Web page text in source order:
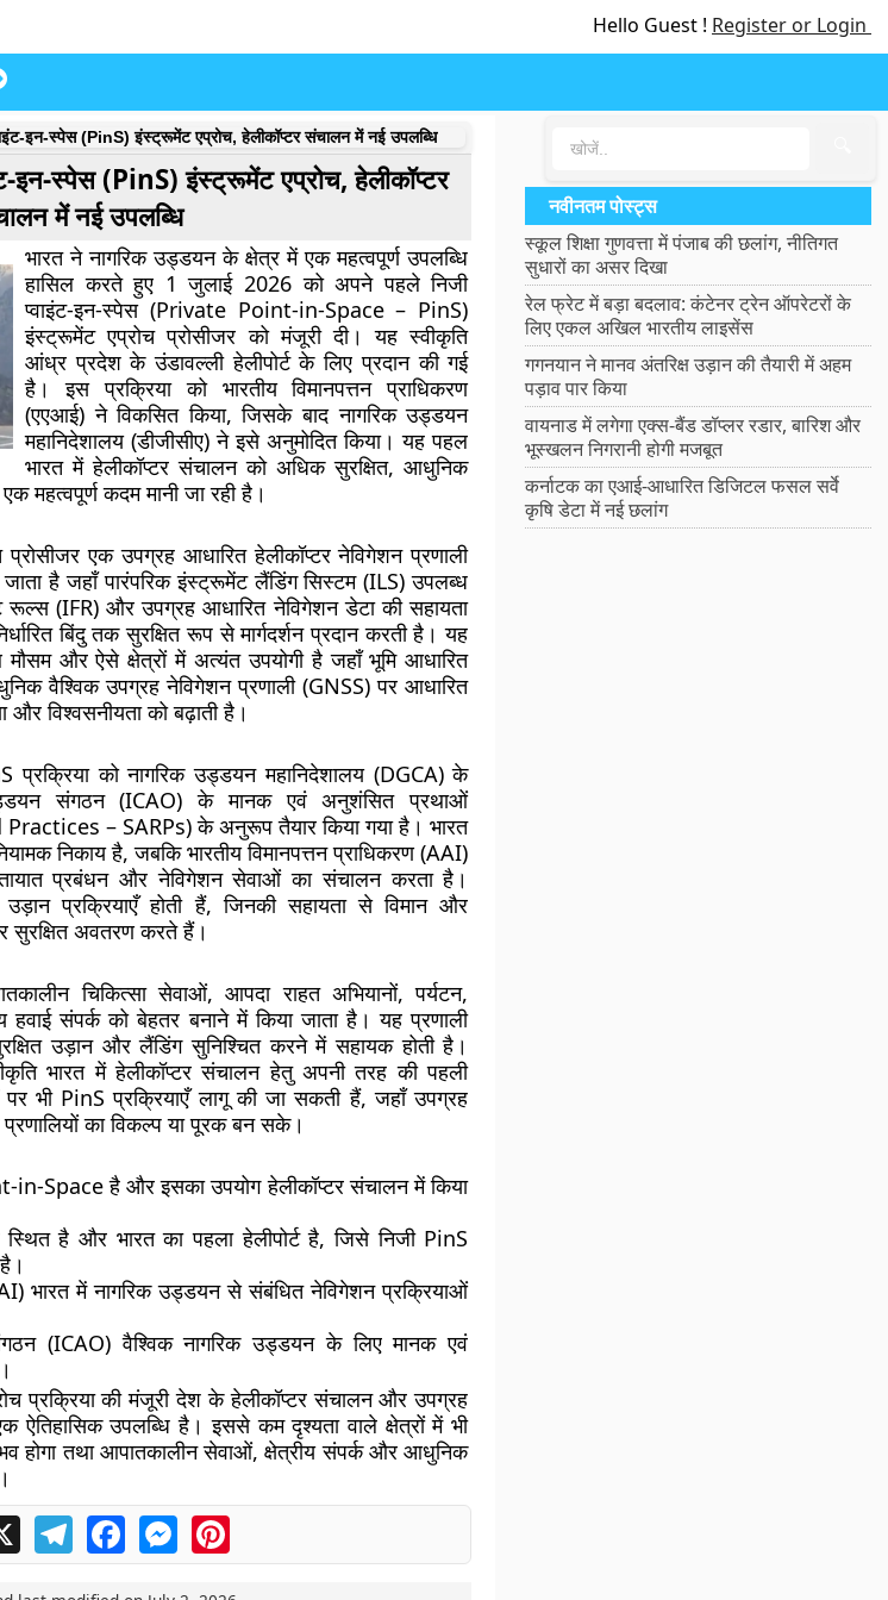
Hello Guest ! Register or Login
इन-स्पेस (PinS) इंस्ट्रूमेंट एप्रोच, हेलीकॉप्टर संचालन में नई उपलब्धि
इन-स्पेस (PinS) इंस्ट्रूमेंट एप्रोच, हेलीकॉप्टर
में नई उपलब्धि
भारत ने नागरिक उड्डयन के क्षेत्र में एक महत्वपूर्ण उपलब्धि
हासिल करते हुए 1 जुलाई 2026 को अपने पहलेनिजी
प्वाइंट-इन-स्पेस (Private Point-in-Space – PinS)
इंस्ट्रूमेंट एप्रोच प्रोसीजर को मंजूरी दी। यह स्वीकृति
आंध्र प्रदेश केउंडावल्ली हेलीपोर्टके लिए प्रदान की गई
है। इस प्रक्रिया को भारतीय विमानपत्तन प्राधिकरण
(एएआई) ने विकसित किया, जिसके बाद नागरिक उड्डयन
महानिदेशालय (डीजीसीए) ने इसे अनुमोदित किया। यह पहल
भारत में हेलीकॉप्टर संचालन को अधिक सुरक्षित, आधुनिक
महत्वपूर्ण कदम मानी जा रही है।
एक उपग्रह आधारित हेलीकॉप्टर नेविगेशन प्रणाली
जाता है जहाँ पारंपरिक इंस्ट्रूमेंट लैंडिंग सिस्टम (ILS) उपलब्ध
रूल्स (IFR)और उपग्रह आधारित नेविगेशन डेटा की सहायता
बिंदु तक सुरक्षित रूप से मार्गदर्शन प्रदान करती है। यह
और ऐसे क्षेत्रों में अत्यंत उपयोगी है जहाँ भूमि आधारित
वैश्विक उपग्रह नेविगेशन प्रणाली (GNSS) पर आधारित
और विश्वसनीयता को बढ़ाती है।
प्रक्रिया को नागरिक उड्डयन महानिदेशालय (DGCA) के
उड्डयन संगठन (ICAO) केमानक एवं अनुशंसित प्रथाओं
– SARPs)के अनुरूप तैयार किया गया है। भारत
निकाय है, जबकि भारतीय विमानपत्तन प्राधिकरण (AAI)
प्रबंधन और नेविगेशन सेवाओं का संचालन करता है।
प्रक्रियाएँ होती हैं, जिनकी सहायता से विमान और
सुरक्षित अवतरण करते हैं।
चिकित्सा सेवाओं, आपदा राहत अभियानों, पर्यटन,
संपर्क को बेहतर बनाने में किया जाता है। यह प्रणाली
उड़ान और लैंडिंग सुनिश्चित करने में सहायक होती है।
भारत में हेलीकॉप्टर संचालन हेतु अपनी तरह की पहली
पर भी PinS प्रक्रियाएँ लागू की जा सकती हैं, जहाँ उपग्रह
का विकल्प या पूरक बन सके।
in-Spaceहै और इसका उपयोग हेलीकॉप्टर संचालन में किया
है और भारत का पहला हेलीपोर्ट है, जिसे निजी PinS
भारत में नागरिक उड्डयन से संबंधित नेविगेशन प्रक्रियाओं
(ICAO)वैश्विक नागरिक उड्डयन के लिए मानक एवं
प्रक्रिया की मंजूरी देश के हेलीकॉप्टर संचालन और उपग्रह
ऐतिहासिक उपलब्धि है। इससे कम दृश्यता वाले क्षेत्रों में भी
होगा तथा आपातकालीन सेवाओं, क्षेत्रीय संपर्क और आधुनिक
X TelegramFacebookMessengerPinterest
नवीनतम पोस्ट्स
स्कूल शिक्षा गुणवत्ता में पंजाब की छलांग, नीतिगत
सुधारों का असर दिखा
रेल फ्रेट में बड़ा बदलाव: कंटेनर ट्रेन ऑपरेटरों के
लिए एकल अखिल भारतीय लाइसेंस
गगनयान ने मानव अंतरिक्ष उड़ान की तैयारी में अहम
पड़ाव पार किया
वायनाड में लगेगा एक्स-बैंड डॉप्लर रडार, बारिश और
भूस्खलन निगरानी होगी मजबूत
कर्नाटक का एआई-आधारित डिजिटल फसल सर्वे
कृषि डेटा में नई छलांग